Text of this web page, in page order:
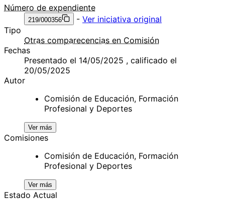
Número de expendiente
219/000356 - Ver iniciativa original
Tipo
Otras comparecencias en Comisión
Fechas
Presentado el 14/05/2025 , calificado el
20/05/2025
Autor
Comisión de Educación, Formación
Profesional y Deportes
Ver más
Comisiones
Comisión de Educación, Formación
Profesional y Deportes
Ver más
Estado Actual